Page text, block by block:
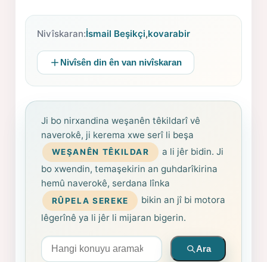
Nivîskaran:İsmail Beşikçi,kovarabir
Nivîsên din ên van nivîskaran
Ji bo nirxandina weşanên têkildarî vê
naverokê, ji kerema xwe serî li beşa
WEŞANÊN TÊKILDAR
a li jêr bidin. Ji
bo xwendin, temaşekirin an guhdarîkirina
hemû naverokê, serdana lînka
RÛPELA SEREKE
bikin an jî bi motora
lêgerînê ya li jêr li mijaran bigerin.
Arama yapın
Ara